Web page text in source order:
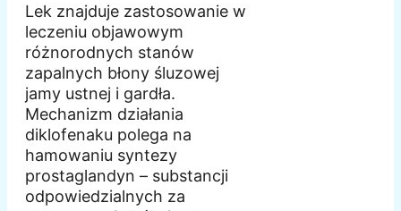
Lek znajduje zastosowanie w
leczeniu objawowym
różnorodnych stanów
zapalnych błony śluzowej
jamy ustnej i gardła.
Mechanizm działania
diklofenaku polega na
hamowaniu syntezy
prostaglandyn – substancji
odpowiedzialnych za